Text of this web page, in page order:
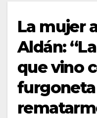
La mujer
Aldán:
que vino